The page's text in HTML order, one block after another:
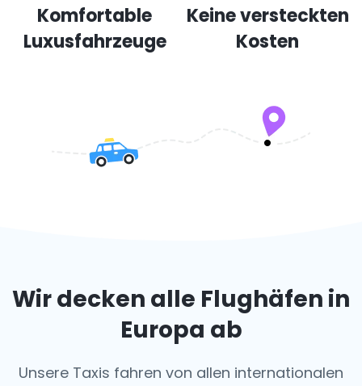
Komfortable
Luxusfahrzeuge
Keine versteckten
Kosten
Wir decken alle Flughäfen in
Europa ab
Unsere Taxis fahren von allen internationalen